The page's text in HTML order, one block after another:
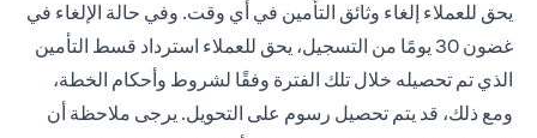
يحق للعملاء إلغاء وثائق التأمين في أي وقت. وفي حالة الإلغاء في
غضون 30 يومًا من التسجيل، يحق للعملاء استرداد قسط التأمين
الذي تم تحصيله خلال تلك الفترة وفقًا لشروط وأحكام الخطة،
ومع ذلك، قد يتم تحصيل رسوم على التحويل. يرجى ملاحظة أن